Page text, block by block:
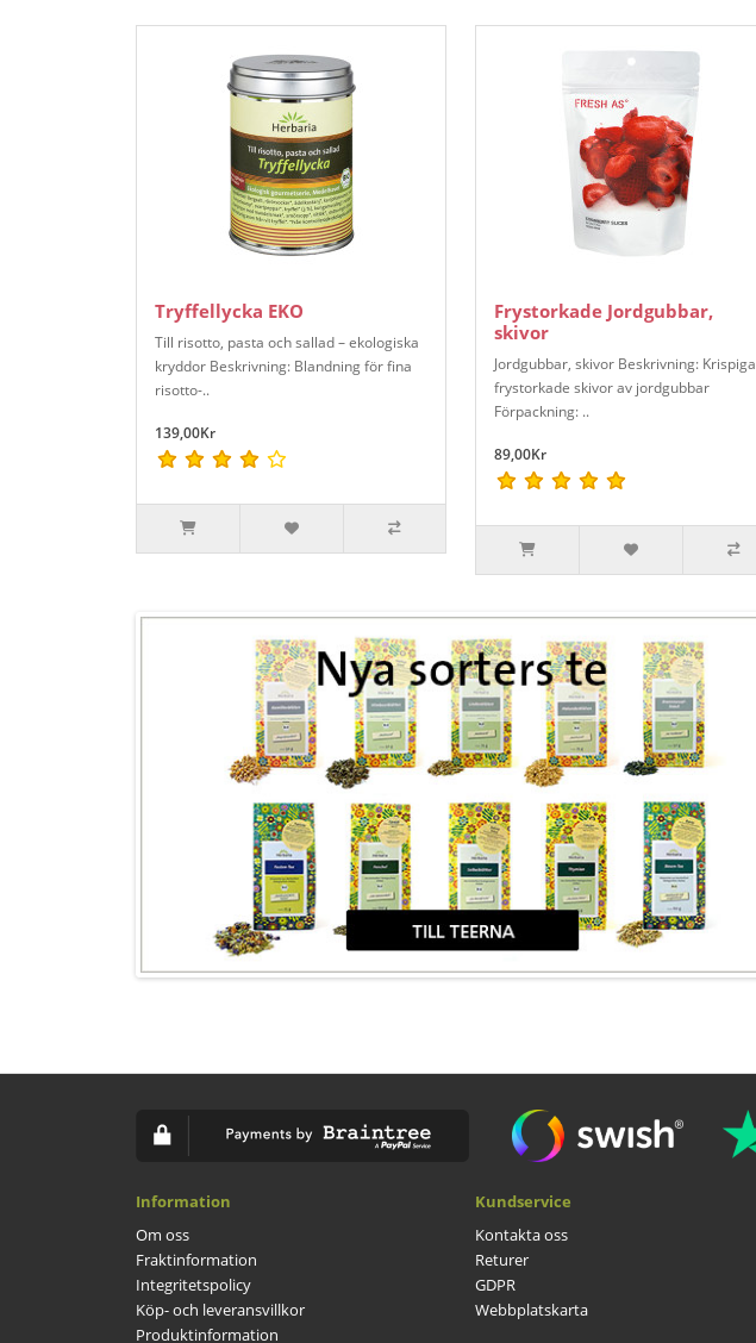
Tryffellycka EKO
Till risotto, pasta och sallad – ekologiska
kryddor Beskrivning: Blandning för fina
risotto-..
139,00Kr
Frystorkade Jordgubbar,
skivor
Jordgubbar, skivor Beskrivning: Krispiga
frystorkade skivor av jordgubbar
Förpackning: ..
89,00Kr
Information
Om oss
Fraktinformation
Integritetspolicy
Köp- och leveransvillkor
Produktinformation
Kundservice
Kontakta oss
Returer
GDPR
Webbplatskarta